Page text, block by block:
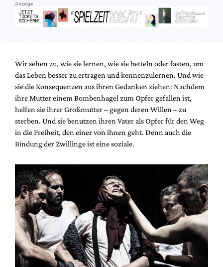
Anzeige
Wir sehen zu, wie sie lernen, wie sie betteln oder fasten, um
das Leben besser zu ertragen und kennenzulernen. Und wie
sie die Konsequenzen aus ihren Gedanken ziehen: Nachdem
ihre Mutter einem Bombenhagel zum Opfer gefallen ist,
helfen sie ihrer Großmutter – gegen deren Willen – zu
sterben. Und sie benutzen ihren Vater als Opfer für den Weg
in die Freiheit, den einer von ihnen geht. Denn auch die
Bindung der Zwillinge ist eine soziale.